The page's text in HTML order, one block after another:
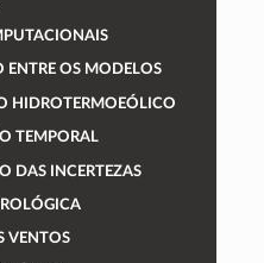
OS MODELOS
HIDROTERMOEÓLICO
TEMPORAL
DAS INCERTEZAS
VENTOS